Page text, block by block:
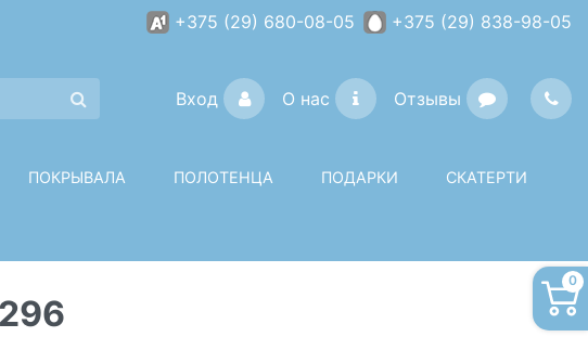
+375 (29) 680-08-05 +375 (29) 838-98-05
Вход О нас Отзывы
0
ПОКРЫВАЛА ПОЛОТЕНЦА ПОДАРКИ СКАТЕРТИ